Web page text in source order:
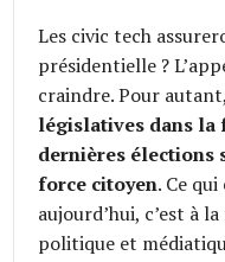
Les civic tech
présidentielle ?
craindre. Pour autant,
législatives dans la
dernières élections
force citoyen. Ce
aujourd’hui, c’est à
politique et